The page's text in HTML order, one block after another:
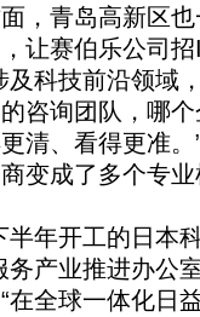
，青岛高新区
让赛伯乐公司
及科技前沿领域
咨询团队，哪
清、看得更准
变成了多个专业
年开工的日本科
产业推进办公
在全球一体化日